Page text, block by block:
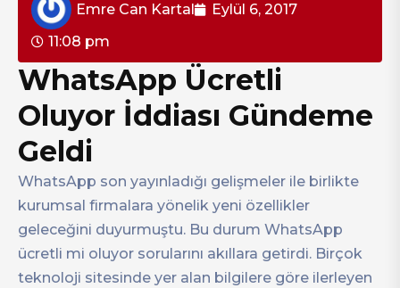
Emre Can Kartal
Eylül 6, 2017
11:08 pm
WhatsApp Ücretli
Oluyor İddiası Gündeme
Geldi
WhatsApp son yayınladığı gelişmeler ile birlikte
kurumsal firmalara yönelik yeni özellikler
geleceğini duyurmuştu. Bu durum WhatsApp
ücretli mi oluyor sorularını akıllara getirdi. Birçok
teknoloji sitesinde yer alan bilgilere göre ilerleyen